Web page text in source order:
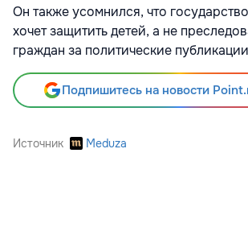
Он также усомнился, что
хочет защитить детей, а не
граждан за политические
Подпишитесь на новости
Источник Meduza